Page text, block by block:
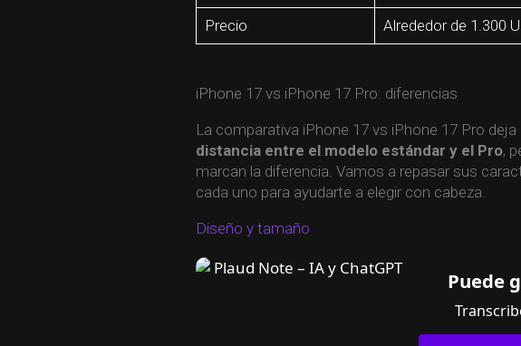
Precio
Alrededor de 1.300
iPhone 17 vs iPhone 17 Pro: diferencias
La comparativa iPhone 17 vs iPhone 17 Pro
distancia entre el modelo estándar y el Pro,
marcan la diferencia. Vamos a repasar sus
cada uno para ayudarte a elegir con cabeza.
Diseño y tamaño
Puede